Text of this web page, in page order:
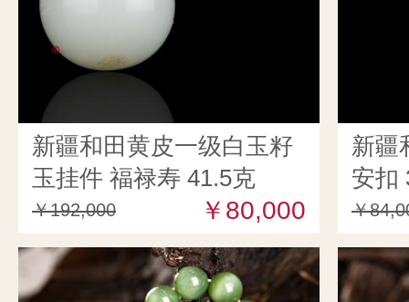
新疆和田黄皮一级白玉籽
玉挂件 福禄寿 41.5克
￥192,000 ￥80,000
新疆
安扣
￥